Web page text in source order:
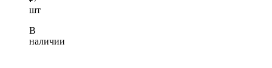
шт
В
наличии